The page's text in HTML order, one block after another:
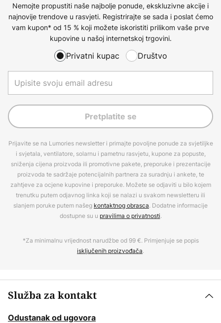
Nemojte propustiti naše najbolje ponude, ekskluzivne akcije i
najnovije trendove u rasvjeti. Registrirajte se sada i poslat ćemo
vam kupon* od 15 % koji možete iskoristiti prilikom vaše prve
kupovine u našoj internetskoj trgovini.
Privatni kupac Društvo
Pretplatite se
Prijavite se na Lumories newsletter i primajte povoljne ponude za svjetiljke
i svjetala, ventilatore, solarnu i pametnu rasvjetu, kupone za popuste,
sniženja cijena proizvoda ili promotivne pakete, preporuke i prezentacije
proizvoda te sadržaje potencijalnih partnera za suradnju i ankete, te
zahtjeve za ocjene kupovine i preporuke. Možete se odjaviti u bilo kojem
trenutku putem odjavnog linka koji se nalazi u svakom newsletteru ili
slanjem poruke putem našeg kontaktnog obrasca. Dodatne informacije
dostupne su u pravilima o privatnosti.
*Za minimalnu vrijednost narudžbe od 99 €. Primjenjuje se popis
isključenih proizvođača.
Služba za kontakt
Odustanak od ugovora